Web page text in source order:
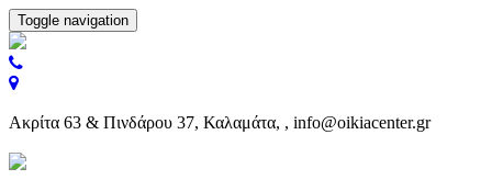
Toggle navigation
Ακρίτα 63 & Πινδάρου 37, Καλαμάτα, , info@oikiacenter.gr